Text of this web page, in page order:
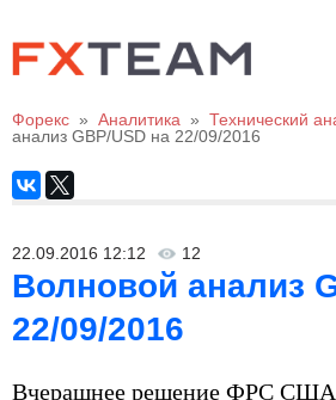
Форекс » Аналитика » Технический
анализ GBP/USD на 22/09/2016
22.09.2016 12:12 12
Волновой анализ
22/09/2016
Вчерашнее решение ФРС США